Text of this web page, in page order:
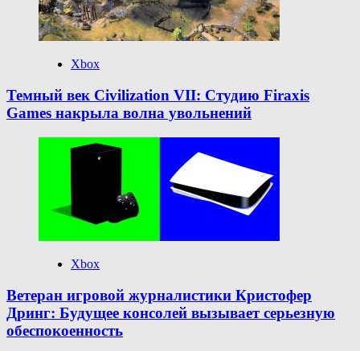
Xbox
Темный век Civilization VII: Студию Firaxis
Games накрыла волна увольнений
Xbox
Ветеран игровой журналистики Кристофер
Дринг: Будущее консолей вызывает серьезную
обеспокоенность